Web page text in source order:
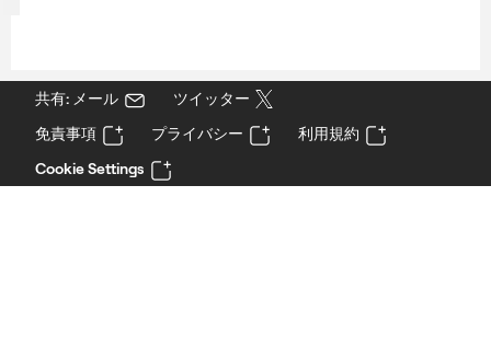
共有: メール
ツイッター
免責事項
プライバシー
利用規約
Cookie Settings